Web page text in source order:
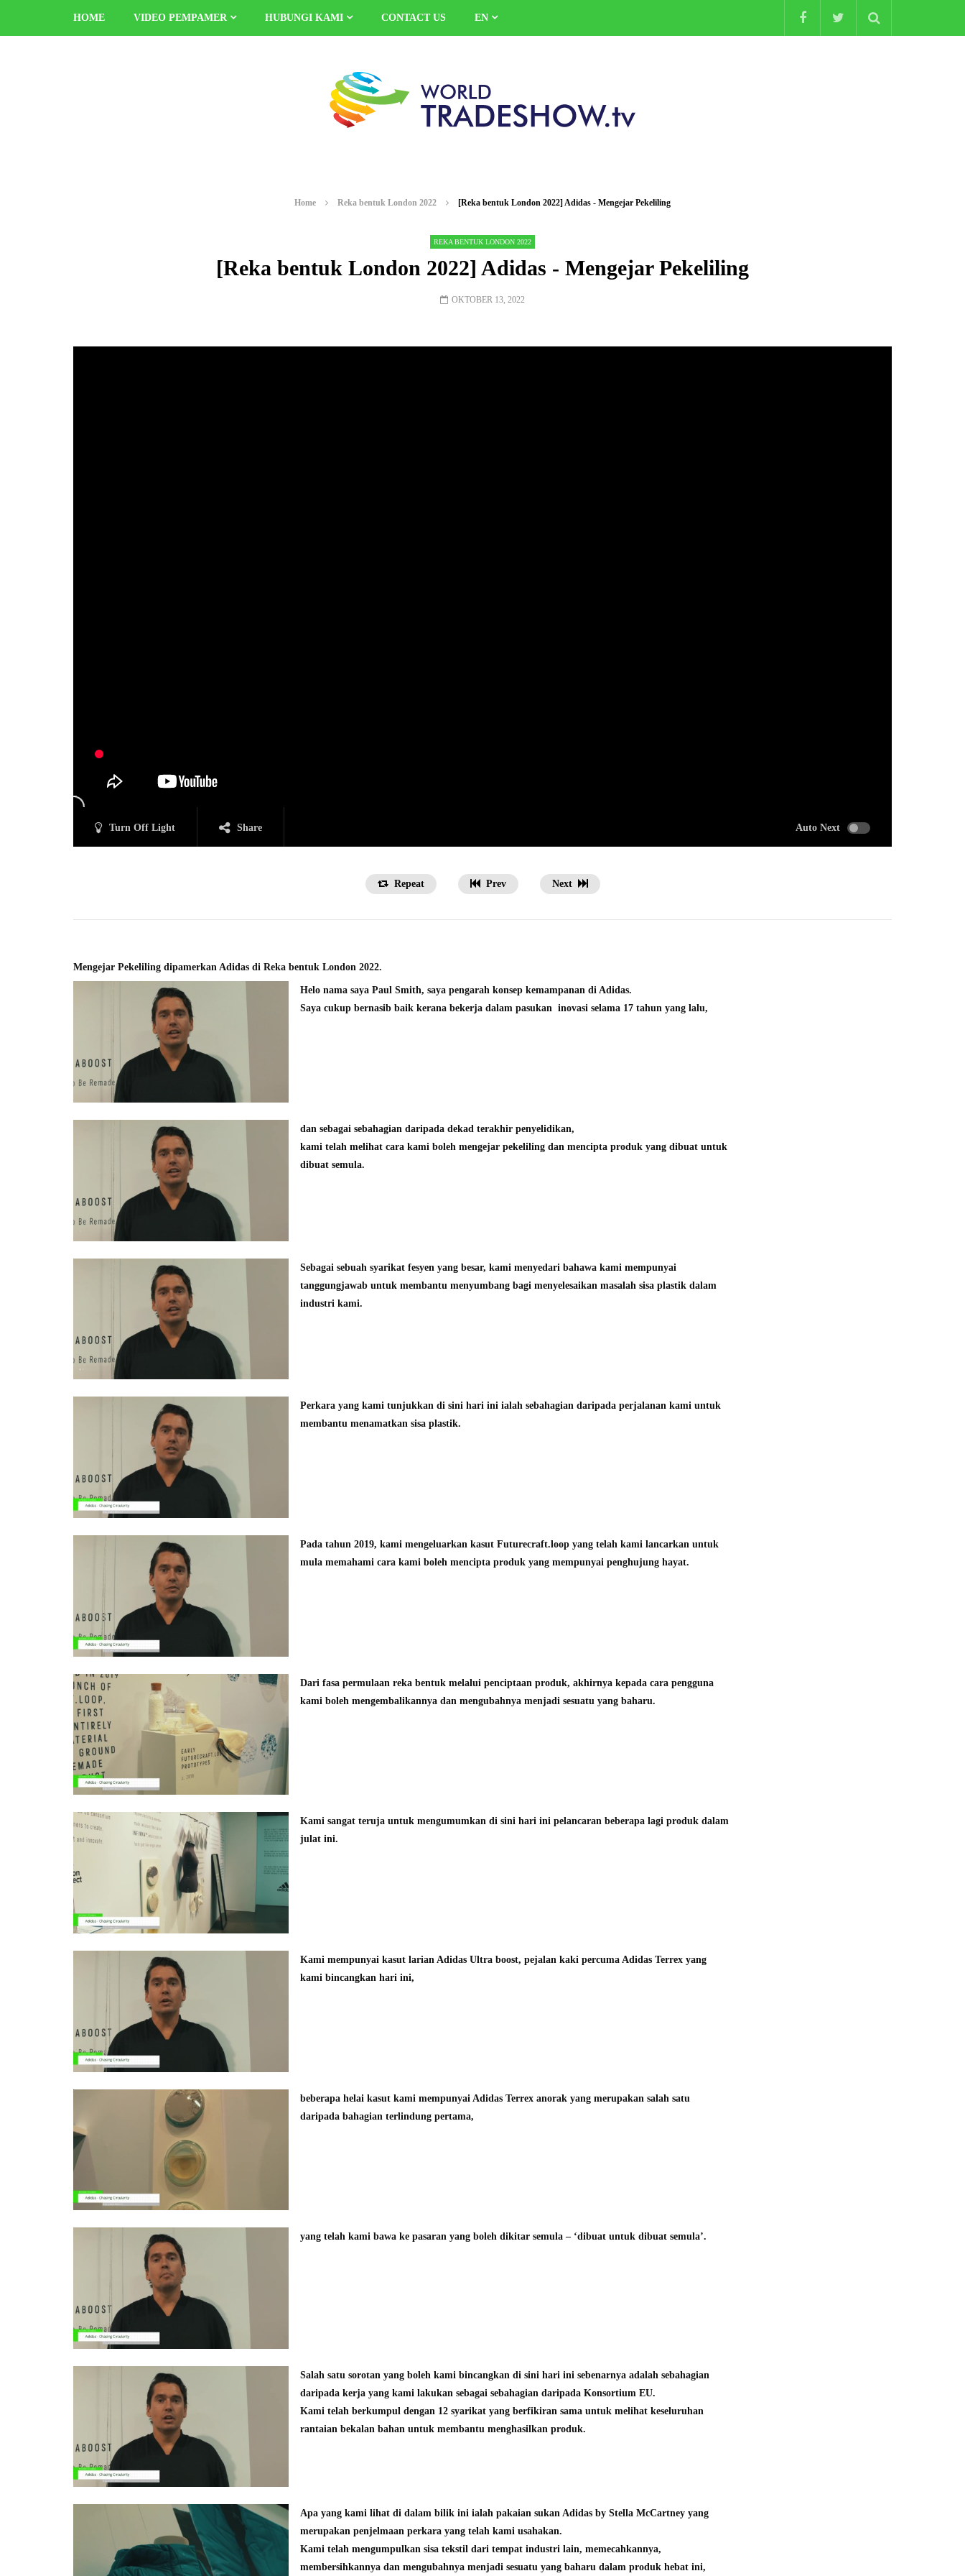
HOME VIDEO PEMPAMER HUBUNGI KAMI CONTACT US EN
Home Reka bentuk London 2022 [Reka bentuk London 2022] Adidas - Mengejar Pekeliling
REKA BENTUK LONDON 2022
[Reka bentuk London 2022] Adidas - Mengejar Pekeliling
OKTOBER 13, 2022
Turn Off Light Share Auto Next
Repeat Prev Next
Mengejar Pekeliling dipamerkan Adidas di Reka bentuk London 2022.
Helo nama saya Paul Smith, saya pengarah konsep kemampanan di Adidas.
Saya cukup bernasib baik kerana bekerja dalam pasukan inovasi selama 17 tahun yang lalu,
dan sebagai sebahagian daripada dekad terakhir penyelidikan,
kami telah melihat cara kami boleh mengejar pekeliling dan mencipta produk yang dibuat untuk
dibuat semula.
Sebagai sebuah syarikat fesyen yang besar, kami menyedari bahawa kami mempunyai
tanggungjawab untuk membantu menyumbang bagi menyelesaikan masalah sisa plastik dalam
industri kami.
Perkara yang kami tunjukkan di sini hari ini ialah sebahagian daripada perjalanan kami untuk
membantu menamatkan sisa plastik.
Pada tahun 2019, kami mengeluarkan kasut Futurecraft.loop yang telah kami lancarkan untuk
mula memahami cara kami boleh mencipta produk yang mempunyai penghujung hayat.
Dari fasa permulaan reka bentuk melalui penciptaan produk, akhirnya kepada cara pengguna
kami boleh mengembalikannya dan mengubahnya menjadi sesuatu yang baharu.
Kami sangat teruja untuk mengumumkan di sini hari ini pelancaran beberapa lagi produk dalam
julat ini.
Kami mempunyai kasut larian Adidas Ultra boost, pejalan kaki percuma Adidas Terrex yang
kami bincangkan hari ini,
beberapa helai kasut kami mempunyai Adidas Terrex anorak yang merupakan salah satu
daripada bahagian terlindung pertama,
yang telah kami bawa ke pasaran yang boleh dikitar semula – ‘dibuat untuk dibuat semula’.
Salah satu sorotan yang boleh kami bincangkan di sini hari ini sebenarnya adalah sebahagian
daripada kerja yang kami lakukan sebagai sebahagian daripada Konsortium EU.
Kami telah berkumpul dengan 12 syarikat yang berfikiran sama untuk melihat keseluruhan
rantaian bekalan bahan untuk membantu menghasilkan produk.
Apa yang kami lihat di dalam bilik ini ialah pakaian sukan Adidas by Stella McCartney yang
merupakan penjelmaan perkara yang telah kami usahakan.
Kami telah mengumpulkan sisa tekstil dari tempat industri lain, memecahkannya,
membersihkannya dan mengubahnya menjadi sesuatu yang baharu dalam produk hebat ini,